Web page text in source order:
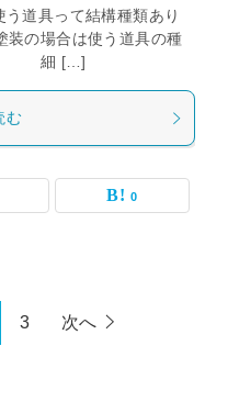
道具って結構種類あり
の場合は使う道具の種
） 細 […]
む
0
3 次へ